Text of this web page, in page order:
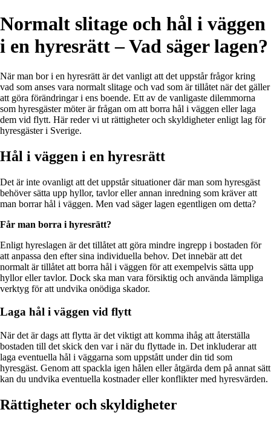
Normalt slitage och hål i väggen
i en hyresrätt – Vad säger lagen?
När man bor i en hyresrätt är det vanligt att det uppstår frågor kring
vad som anses vara normalt slitage och vad som är tillåtet när det gäller
att göra förändringar i ens boende. Ett av de vanligaste dilemmorna
som hyresgäster möter är frågan om att borra hål i väggen eller laga
dem vid flytt. Här reder vi ut rättigheter och skyldigheter enligt lag för
hyresgäster i Sverige.
Hål i väggen i en hyresrätt
Det är inte ovanligt att det uppstår situationer där man som hyresgäst
behöver sätta upp hyllor, tavlor eller annan inredning som kräver att
man borrar hål i väggen. Men vad säger lagen egentligen om detta?
Får man borra i hyresrätt?
Enligt hyreslagen är det tillåtet att göra mindre ingrepp i bostaden för
att anpassa den efter sina individuella behov. Det innebär att det
normalt är tillåtet att borra hål i väggen för att exempelvis sätta upp
hyllor eller tavlor. Dock ska man vara försiktig och använda lämpliga
verktyg för att undvika onödiga skador.
Laga hål i väggen vid flytt
När det är dags att flytta är det viktigt att komma ihåg att återställa
bostaden till det skick den var i när du flyttade in. Det inkluderar att
laga eventuella hål i väggarna som uppstått under din tid som
hyresgäst. Genom att spackla igen hålen eller åtgärda dem på annat sätt
kan du undvika eventuella kostnader eller konflikter med hyresvärden.
Rättigheter och skyldigheter